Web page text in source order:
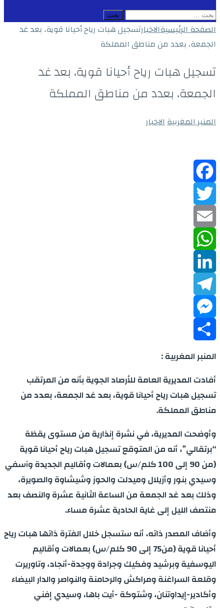
البحث
عن:
الصفحة الرئيسيةالاخبارتسجيل هبات رياح أحيانا قوية، بعد غد
الجمعة، بعدد من مناطق المملكة
تسجيل هبات رياح أحيانا قوية، بعد غد
الجمعة، بعدد من مناطق المملكة
المنبر المغربيةالاخبار
Facebook
Twitter
Email
WhatsApp
LinkedIn
Telegram
Messenger
Share
المنبر المغربية :
أفادت المديرية العامة للأرصاد الجوية بأنه من المرتقب
تسجيل هبات رياح أحيانا قوية، بعد غد الجمعة، بعدد من
مناطق المملكة.
وأوضحت المديرية، في نشرة إنذارية من مستوى يقظة
“برتقالي”، أنه من المتوقع تسجيل هبات رياح أحيانا قوية
(من 90 إلى 100 كلم/س) بعمالات وأقاليم الجديدة وآسفي
وسيدي بنور وأزيلال وميدلت والحوز وشيشاوة والصويرة،
وذلك بعد غد الجمعة من الساعة الثانية عشرة والنصف بعد
منتصف الليل إلى غاية الحادية عشرة مساء.
وأضاف المصدر ذاته، أنه ستسجل خلال الفترة ذاتها هبات رياح
أحيانا قوية (من75 إلى 90 كلم/س) بعمالات وأقاليم
اليوسفية وبرشيد وفكيك وجرادة ووجدة-أنجاد، وتاوريرت
وقلعة السراغنة ومراكش والرحامنة والنواصر والدار البيضاء
وأكادير-إيداوتنان، وشتوكة -أيت باها، وسيدي إفني